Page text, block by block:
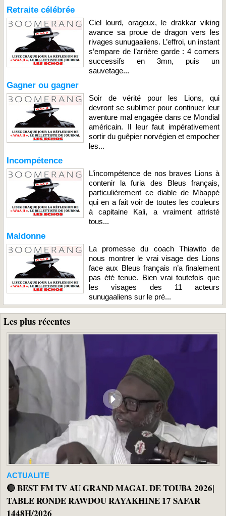
Retraite célébrée
Ciel lourd, orageux, le drakkar viking
avance sa proue de dragon vers les
rivages sunugaaliens. L’effroi, un instant
s’empare de l’arrière garde : 4 corners
successifs en 3mn, puis un
sauvetage...
Gagner ou gagner
Soir de vérité pour les Lions, qui
devront se sublimer pour continuer leur
aventure mal engagée dans ce Mondial
américain. Il leur faut impérativement
sortir du guêpier norvégien et empocher
les...
Incompétence
L’incompétence de nos braves Lions à
contenir la furia des Bleus français,
particulièrement ce diable de Mbappé
qui en a fait voir de toutes les couleurs
à capitaine Kali, a vraiment attristé
tous...
Maldonne
La promesse du coach Thiawito de
nous montrer le vrai visage des Lions
face aux Bleus français n’a finalement
pas été tenue. Bien vrai toutefois que
les visages des 11 acteurs
sunugaaliens sur le pré...
Les plus récentes
ACTUALITE
🔴 BEST FM TV AU GRAND MAGAL DE TOUBA 2026|
TABLE RONDE RAWDOU RAYAKHINE 17 SAFAR
1448H/2026